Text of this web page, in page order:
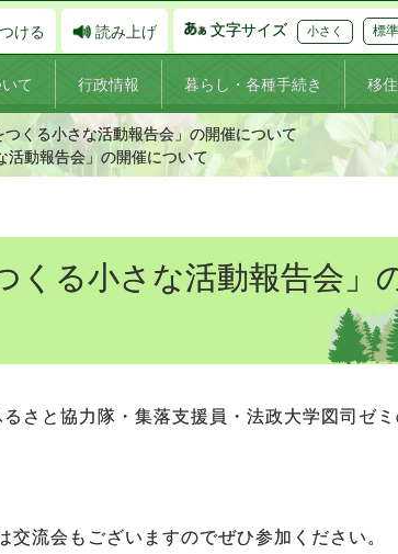
ける 読み上げ 文字サイズ 小さく 標準
て 行政情報 暮らし・各種手続き 移
つくる小さな活動報告会」の開催について
活動報告会」の開催について
くる小さな活動報告会」
さと協力隊・集落支援員・法政大学図司ゼ
流会もございますのでぜひ参加ください。